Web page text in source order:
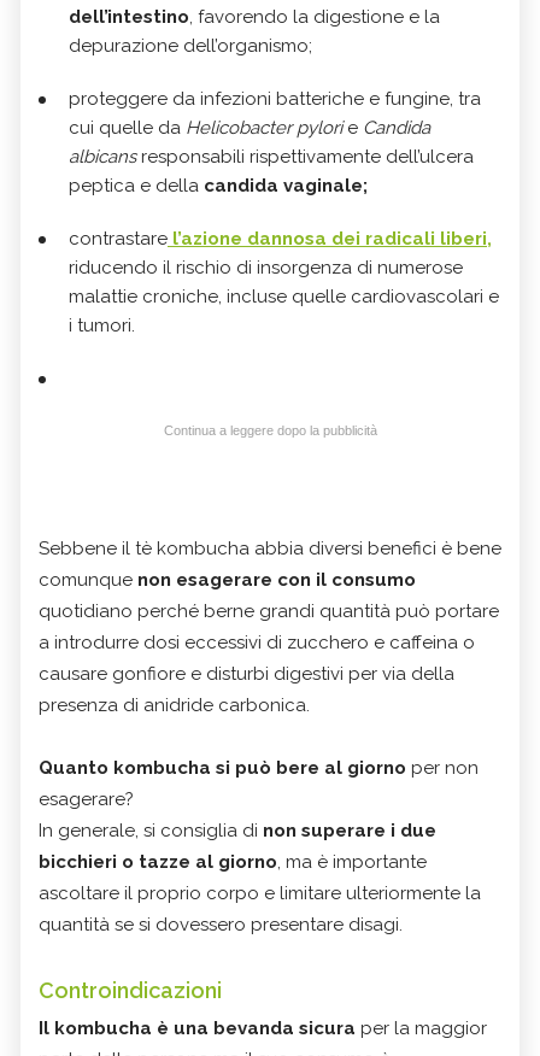
dell’intestino, favorendo la digestione e la
depurazione dell’organismo;
proteggere da infezioni batteriche e fungine, tra
cui quelle da Helicobacter pylorie Candida
albicansresponsabili rispettivamente dell’ulcera
peptica e della candida vaginale;
contrastare l’azione dannosa dei radicali liberi,
riducendo il rischio di insorgenza di numerose
malattie croniche, incluse quelle cardiovascolari e
i tumori.
Continua a leggere dopo la pubblicità
Sebbene il tè kombucha abbia diversi benefici è bene
comunque non esagerare con il consumo
quotidiano perché berne grandi quantità può portare
a introdurre dosi eccessivi di zucchero e caffeina o
causare gonfiore e disturbi digestivi per via della
presenza di anidride carbonica.
Quanto kombucha si può bere al giorno per non
esagerare?
In generale, si consiglia di non superare i due
bicchieri o tazze al giorno, ma è importante
ascoltare il proprio corpo e limitare ulteriormente la
quantità se si dovessero presentare disagi.
Controindicazioni
Il kombucha è una bevanda sicura per la maggior